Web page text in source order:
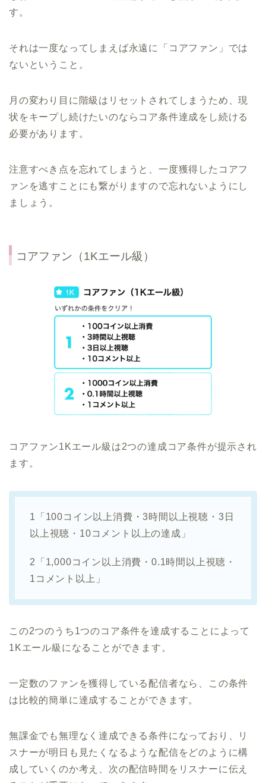
す。
それは一度なってしまえば永遠に「コアファン」では
ないということ。
月の変わり目に階級はリセットされてしまうため、現
状をキープし続けたいのならコア条件達成をし続ける
必要があります。
注意すべき点を忘れてしまうと、一度獲得したコアフ
ァンを逃すことにも繋がりますので忘れないようにし
ましょう。
コアファン（1Kエール級）
コアファン1Kエール級は2つの達成コア条件が提示され
ます。
1「100コイン以上消費・3時間以上視聴・3日
以上視聴・10コメント以上の達成」
2「1,000コイン以上消費・0.1時間以上視聴・
1コメント以上」
この2つのうち1つのコア条件を達成することによって
1Kエール級になることができます。
一定数のファンを獲得している配信者なら、この条件
は比較的簡単に達成することができます。
無課金でも無理なく達成できる条件になっており、リ
スナーが明日も見たくなるような配信をどのように構
成していくのか考え、次の配信時間をリスナーに伝え